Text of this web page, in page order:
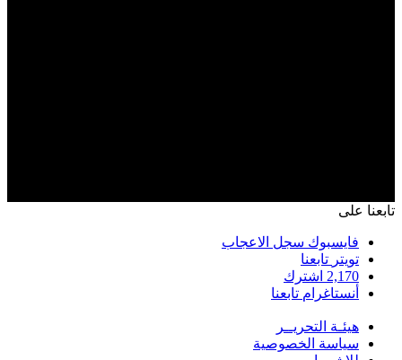
تابعنا على
فايسبوك سجل الاعجاب
تويتر تابعنا
2,170 اشترك
أنستاغرام تابعنا
هيئـة التحريــر
سياسة الخصوصية